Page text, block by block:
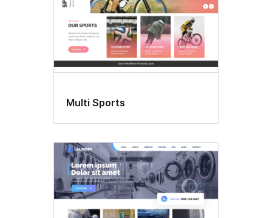
Multi Sports